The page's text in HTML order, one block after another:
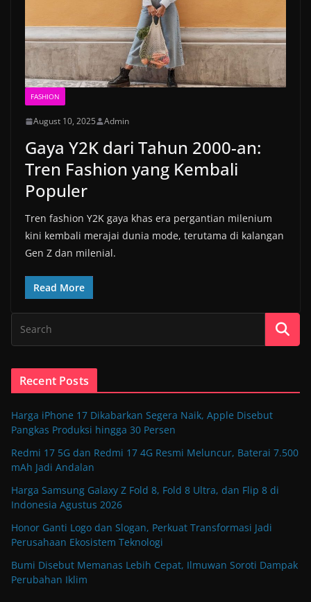
FASHION
August 10, 2025 Admin
Gaya Y2K dari Tahun 2000-an:
Tren Fashion yang Kembali
Populer
Tren fashion Y2K gaya khas era pergantian milenium
kini kembali merajai dunia mode, terutama di kalangan
Gen Z dan milenial.
Read More
Recent Posts
Harga iPhone 17 Dikabarkan Segera Naik, Apple Disebut
Pangkas Produksi hingga 30 Persen
Redmi 17 5G dan Redmi 17 4G Resmi Meluncur, Baterai 7.500
mAh Jadi Andalan
Harga Samsung Galaxy Z Fold 8, Fold 8 Ultra, dan Flip 8 di
Indonesia Agustus 2026
Honor Ganti Logo dan Slogan, Perkuat Transformasi Jadi
Perusahaan Ekosistem Teknologi
Bumi Disebut Memanas Lebih Cepat, Ilmuwan Soroti Dampak
Perubahan Iklim